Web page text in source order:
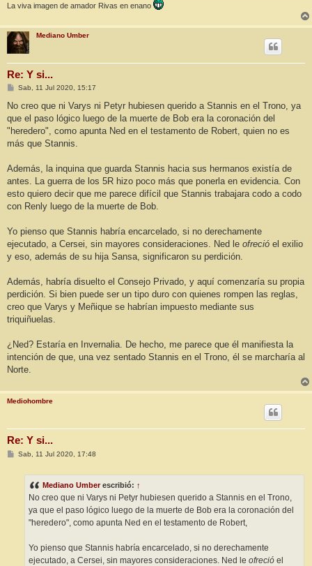
La viva imagen de amador Rivas en enano
Mediano Umber
Re: Y si...
M
n
a
j
Sab, 11 Jul 2020, 15:17
No creo que ni Varys ni Petyr hubiesen querido a Stannis en el Trono, ya
que el paso lógico luego de la muerte de Bob era la coronación del
"heredero", como apunta Ned en el testamento de Robert, quien no es
más que Stannis.
Además, la inquina que guarda Stannis hacia sus hermanos existía de
antes. La guerra de los 5R hizo poco más que ponerla en evidencia. Con
esto quiero decir que me parece difícil que Stannis trabajara codo a codo
con Renly luego de la muerte de Bob.
Yo pienso que Stannis habría encarcelado, si no derechamente
ejecutado, a Cersei, sin mayores consideraciones. Ned le ofreció el exilio
y eso, además de su hija Sansa, significaron su perdición.
Además, habría disuelto el Consejo Privado, y aquí comenzaría su propia
perdición. Si bien puede ser un tipo duro con quienes rompen las reglas,
creo que Varys y Meñique se habrían impuesto mediante sus
triquiñuelas.
¿Ned? Estaría en Invernalia. De hecho, me parece que él manifiesta la
intención de que, una vez sentado Stannis en el Trono, él se marcharía al
Norte.
Mediohombre
Re: Y si...
MSab, 11 Jul 2020, 17:48
Mediano Umberescribió: ↑
No creo que ni Varys ni Petyr hubiesen querido a Stannis en el Trono,
ya que el paso lógico luego de la muerte de Bob era la coronación del
"heredero", como apunta Ned en el testamento de Robert,
Yo pienso que Stannis habría encarcelado, si no derechamente
ejecutado, a Cersei, sin mayores consideraciones. Ned le ofreció el